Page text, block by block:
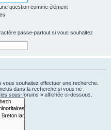
question comme élément
passe-partout si vous souhaitez
souhaitez effectuer une recherche.
dans la recherche si vous ne
sous-forums » affichée ci-dessous.